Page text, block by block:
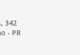
342
- PR